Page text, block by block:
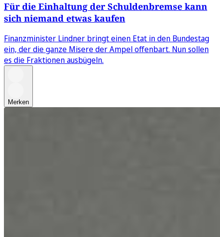
Für die Einhaltung der Schuldenbremse kann
sich niemand etwas kaufen
Finanzminister Lindner bringt einen Etat in den Bundestag
ein, der die ganze Misere der Ampel offenbart. Nun sollen
es die Fraktionen ausbügeln.
Merken